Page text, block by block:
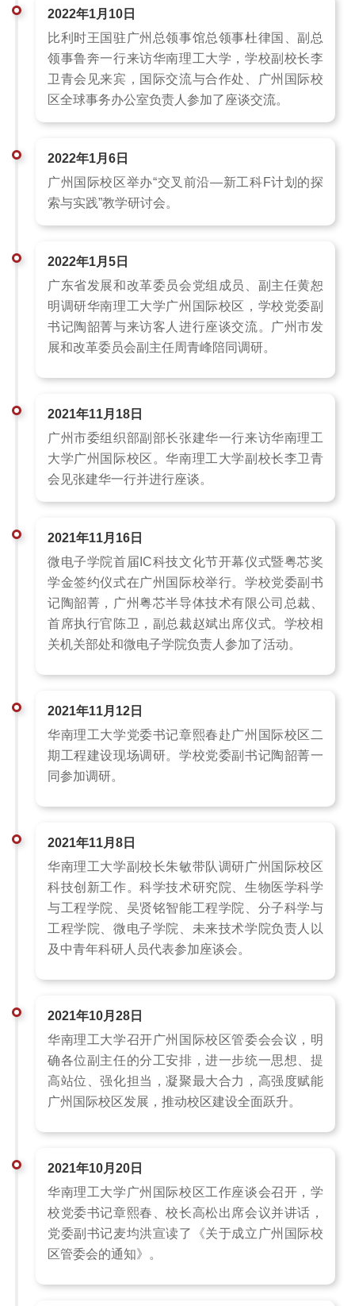
2022年1月10日
比利时王国驻广州总领事馆总领事杜律国、副总
领事鲁奔一行来访华南理工大学，学校副校长李
卫青会见来宾，国际交流与合作处、广州国际校
区全球事务办公室负责人参加了座谈交流。
2022年1月6日
广州国际校区举办“交叉前沿—新工科F计划的探
索与实践”教学研讨会。
2022年1月5日
广东省发展和改革委员会党组成员、副主任黄恕
明调研华南理工大学广州国际校区，学校党委副
书记陶韶菁与来访客人进行座谈交流。广州市发
展和改革委员会副主任周青峰陪同调研。
2021年11月18日
广州市委组织部副部长张建华一行来访华南理工
大学广州国际校区。华南理工大学副校长李卫青
会见张建华一行并进行座谈。
2021年11月16日
微电子学院首届IC科技文化节开幕仪式暨粤芯奖
学金签约仪式在广州国际校举行。学校党委副书
记陶韶菁，广州粤芯半导体技术有限公司总裁、
首席执行官陈卫，副总裁赵斌出席仪式。学校相
关机关部处和微电子学院负责人参加了活动。
2021年11月12日
华南理工大学党委书记章熙春赴广州国际校区二
期工程建设现场调研。学校党委副书记陶韶菁一
同参加调研。
2021年11月8日
华南理工大学副校长朱敏带队调研广州国际校区
科技创新工作。科学技术研究院、生物医学科学
与工程学院、吴贤铭智能工程学院、分子科学与
工程学院、微电子学院、未来技术学院负责人以
及中青年科研人员代表参加座谈会。
2021年10月28日
华南理工大学召开广州国际校区管委会会议，明
确各位副主任的分工安排，进一步统一思想、提
高站位、强化担当，凝聚最大合力，高强度赋能
广州国际校区发展，推动校区建设全面跃升。
2021年10月20日
华南理工大学广州国际校区工作座谈会召开，学
校党委书记章熙春、校长高松出席会议并讲话，
党委副书记麦均洪宣读了《关于成立广州国际校
区管委会的通知》。